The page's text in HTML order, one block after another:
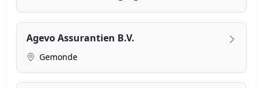
Agevo Assurantien B.V.
Gemonde